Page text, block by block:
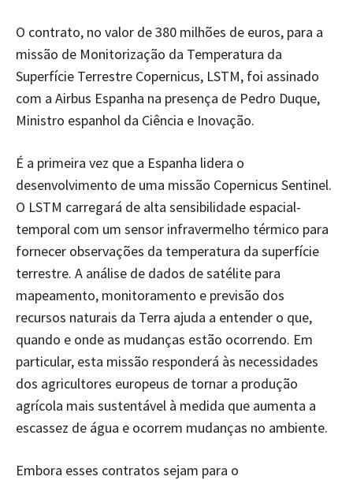
O contrato, no valor de 380 milhões de euros, para a
missão de Monitorização da Temperatura da
Superfície Terrestre Copernicus, LSTM, foi assinado
com a Airbus Espanha na presença de Pedro Duque,
Ministro espanhol da Ciência e Inovação.
É a primeira vez que a Espanha lidera o
desenvolvimento de uma missão Copernicus Sentinel.
O LSTM carregará de alta sensibilidade espacial-
temporal com um sensor infravermelho térmico para
fornecer observações da temperatura da superfície
terrestre. A análise de dados de satélite para
mapeamento, monitoramento e previsão dos
recursos naturais da Terra ajuda a entender o que,
quando e onde as mudanças estão ocorrendo. Em
particular, esta missão responderá às necessidades
dos agricultores europeus de tornar a produção
agrícola mais sustentável à medida que aumenta a
escassez de água e ocorrem mudanças no ambiente.
Embora esses contratos sejam para o